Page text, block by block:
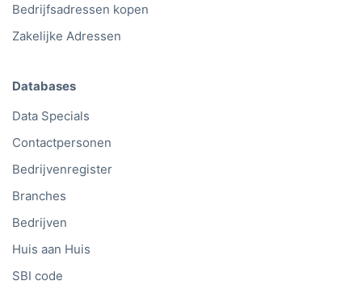
Bedrijfsadressen kopen
Zakelijke Adressen
Databases
Data Specials
Contactpersonen
Bedrijvenregister
Branches
Bedrijven
Huis aan Huis
SBI code